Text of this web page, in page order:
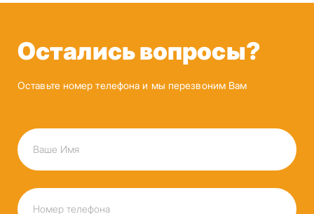
Остались вопросы?
Оставьте номер телефона и мы перезвоним Вам